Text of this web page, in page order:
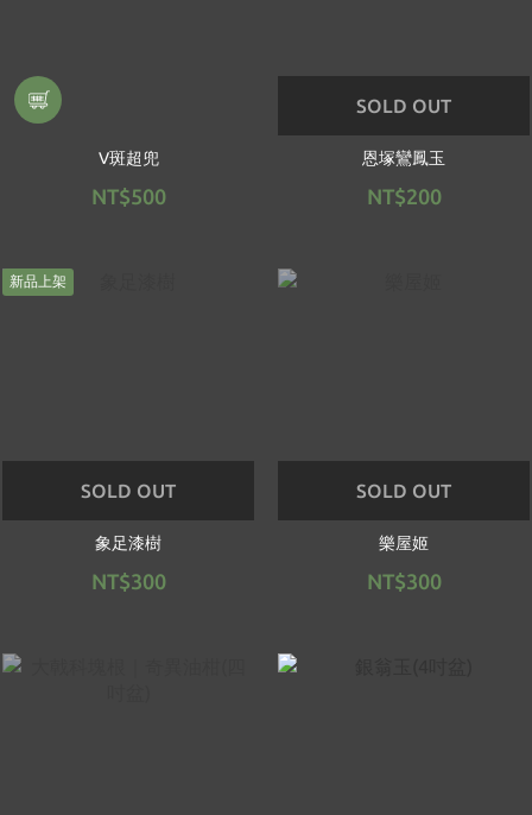
V斑超兜
NT$500
SOLD OUT
恩塚鸞鳳玉
NT$200
新品上架
SOLD OUT
象足漆樹
NT$300
SOLD OUT
樂屋姬
NT$300